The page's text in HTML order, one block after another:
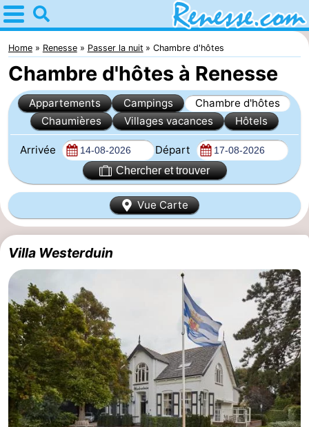
Home
Renesse
Astuces
Avec
les
enfants
Passer
la
nuit
Appartements
-
Port
-
Kust
Chambre
d'hôtes
Chaumières
-
Buitenheem
-
De
-
Home Renesse Passer la nuit Chambre d'hôtes
Chambre d'hôtes à Renesse
Appartements Campings
Chambre d'hôtes
Chaumières
Villages vacances Hôtels
Arrivée Départ
Chercher et trouver
Vue Carte
Villa Westerduin